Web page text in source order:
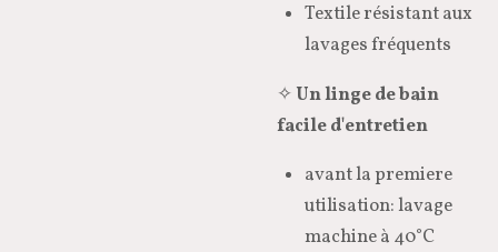
Textile résistant aux
lavages fréquents
✧ Un linge de bain
facile d'entretien
avant la premiere
utilisation: lavage
machine à 40°C